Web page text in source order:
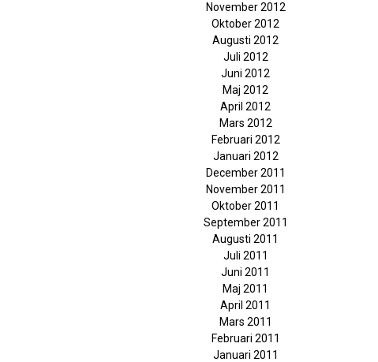
November 2012
Oktober 2012
Augusti 2012
Juli 2012
Juni 2012
Maj 2012
April 2012
Mars 2012
Februari 2012
Januari 2012
December 2011
November 2011
Oktober 2011
September 2011
Augusti 2011
Juli 2011
Juni 2011
Maj 2011
April 2011
Mars 2011
Februari 2011
Januari 2011